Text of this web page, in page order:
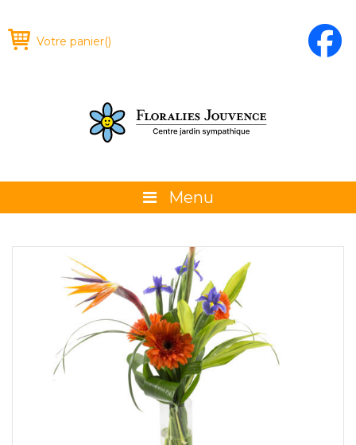
Votre panier()
Menu
La boutique
Promotions et évènements
Conseils
Glossaire
Calendrier horticole
Emplois